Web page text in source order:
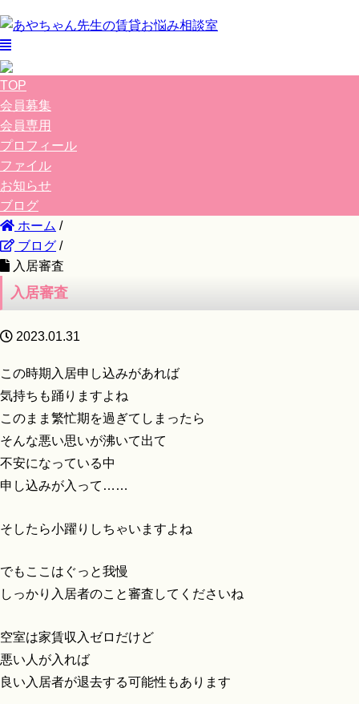
TOP
会員募集
会員専用
プロフィール
ファイル
お知らせ
ブログ
ホーム /
ブログ /
入居審査
入居審査
2023.01.31
この時期入居申し込みがあれば
気持ちも踊りますよね
このまま繁忙期を過ぎてしまったら
そんな悪い思いが沸いて出て
不安になっている中
申し込みが入って……
そしたら小躍りしちゃいますよね
でもここはぐっと我慢
しっかり入居者のこと審査してくださいね
空室は家賃収入ゼロだけど
悪い人が入れば
良い入居者が退去する可能性もあります